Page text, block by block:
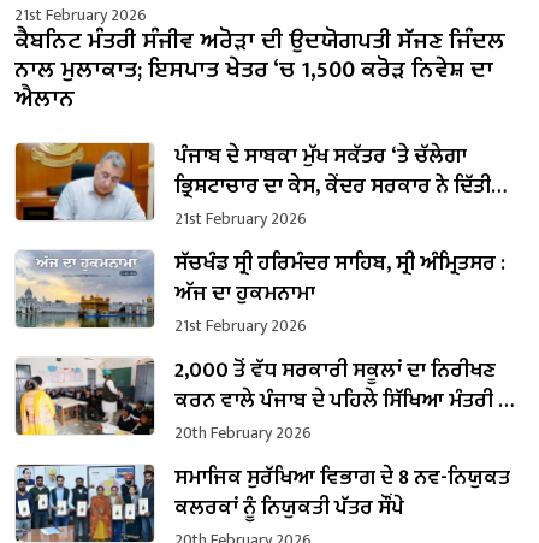
21st February 2026
ਕੈਬਨਿਟ ਮੰਤਰੀ ਸੰਜੀਵ ਅਰੋੜਾ ਦੀ ਉਦਯੋਗਪਤੀ ਸੱਜਣ ਜਿੰਦਲ
ਨਾਲ ਮੁਲਾਕਾਤ; ਇਸਪਾਤ ਖੇਤਰ ‘ਚ ₹1,500 ਕਰੋੜ ਨਿਵੇਸ਼ ਦਾ
ਐਲਾਨ
ਪੰਜਾਬ ਦੇ ਸਾਬਕਾ ਮੁੱਖ ਸਕੱਤਰ ‘ਤੇ ਚੱਲੇਗਾ
ਭ੍ਰਿਸ਼ਟਾਚਾਰ ਦਾ ਕੇਸ, ਕੇਂਦਰ ਸਰਕਾਰ ਨੇ ਦਿੱਤੀ
ਪ੍ਰਵਾਨਗੀ
21st February 2026
ਸੱਚਖੰਡ ਸ੍ਰੀ ਹਰਿਮੰਦਰ ਸਾਹਿਬ, ਸ੍ਰੀ ਅੰਮ੍ਰਿਤਸਰ :
ਅੱਜ ਦਾ ਹੁਕਮਨਾਮਾ
21st February 2026
2,000 ਤੋਂ ਵੱਧ ਸਰਕਾਰੀ ਸਕੂਲਾਂ ਦਾ ਨਿਰੀਖਣ
ਕਰਨ ਵਾਲੇ ਪੰਜਾਬ ਦੇ ਪਹਿਲੇ ਸਿੱਖਿਆ ਮੰਤਰੀ ਬਣੇ
ਹਰਜੋਤ ਸਿੰਘ ਬੈਂਸ
20th February 2026
ਸਮਾਜਿਕ ਸੁਰੱਖਿਆ ਵਿਭਾਗ ਦੇ 8 ਨਵ-ਨਿਯੁਕਤ
ਕਲਰਕਾਂ ਨੂੰ ਨਿਯੁਕਤੀ ਪੱਤਰ ਸੌਂਪੇ